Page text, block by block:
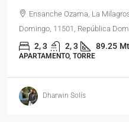
Ensanche Ozama, La
Domingo, 11501, República
2, 3 2, 3 89.25
APARTAMENTO, TORRE
Dharwin Solís